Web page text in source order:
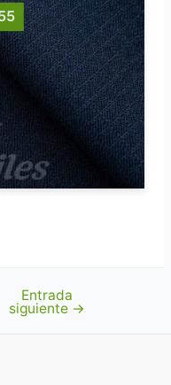
Entrada
siguiente →